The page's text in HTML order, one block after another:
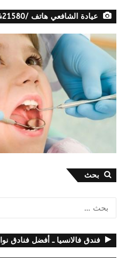
عيادة الشافعي هاتف /26421580
بحث
فندق فالانسيا ـ أفضل فنادق